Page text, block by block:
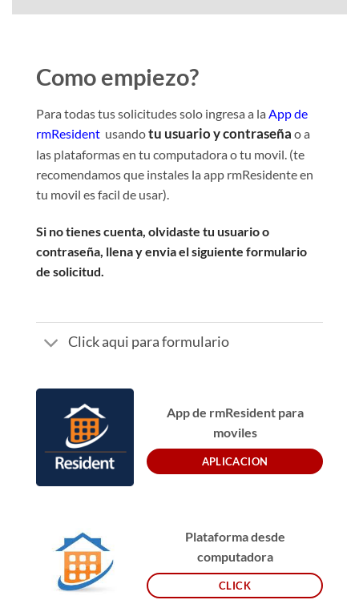
Como empiezo?
Para todas tus solicitudes solo ingresa a la App de
rmResident usandotu usuario y contraseña o a
las plataformas en tu computadora o tu movil. (te
recomendamos que instales la app rmResidente en
tu movil es facil de usar).
Si no tienes cuenta, olvidaste tu usuario o
contraseña, llena y envia el siguiente formulario
de solicitud.
Click aqui para formulario
App de rmResident para
moviles
APLICACION
Plataforma desde
computadora
CLICK